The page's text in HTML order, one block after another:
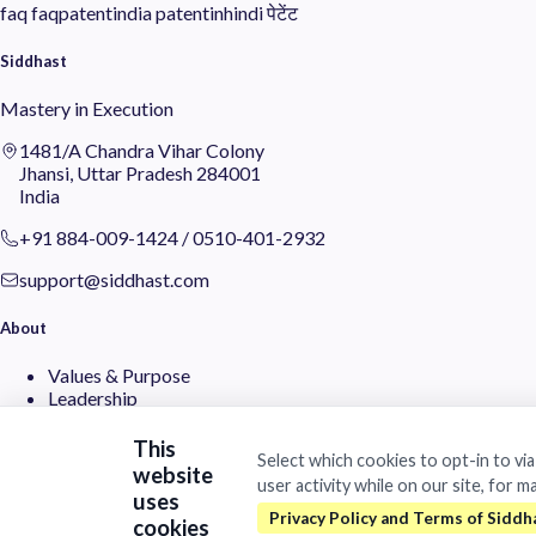
faqfaqpatentindiapatentinhindiपेटेंट
Siddhast
Mastery in Execution
1481/A Chandra Vihar Colony
Jhansi, Uttar Pradesh 284001
India
+91 884-009-1424 /0510-401-2932
support@siddhast.com
About
Values & Purpose
Leadership
This
website
uses
cookies
Select which cookies to opt-in to
user activity while on our site, for